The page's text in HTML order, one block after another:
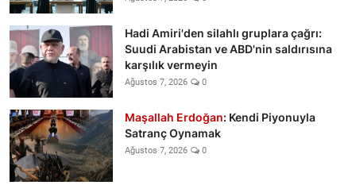
Hadi Amiri'den silahlı gruplara çağrı:
Suudi Arabistan ve ABD'nin saldırısına
karşılık vermeyin
Ağustos 7, 2026 0
Maşallah Erdoğan: Kendi Piyonuyla
Satranç Oynamak
Ağustos 7, 2026 0